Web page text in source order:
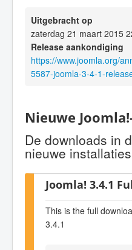
Uitgebracht op
zaterdag 21 maart 2015
Release aankondiging
https://www.joomla.org/
5587-joomla-3-4-1-
Nieuwe
De downloads in
nieuwe
Joomla! 3.4.1
This is the full
3.4.1